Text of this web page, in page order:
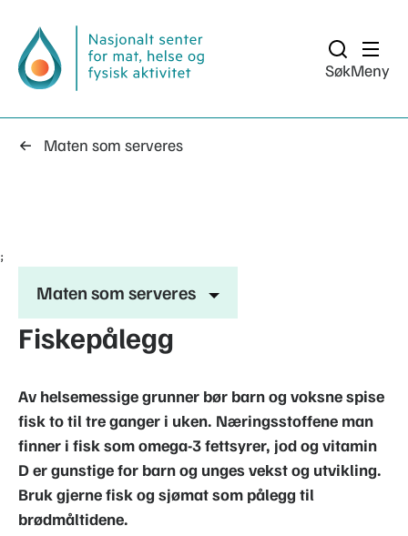
SøkMeny
Maten som serveres
;
Maten som serveres
Fiskepålegg
Av helsemessige grunner bør barn og voksne spise
fisk to til tre ganger i uken. Næringsstoffene man
finner i fisk som omega-3 fettsyrer, jod og vitamin
D er gunstige for barn og unges vekst og utvikling.
Bruk gjerne fisk og sjømat som pålegg til
brødmåltidene.